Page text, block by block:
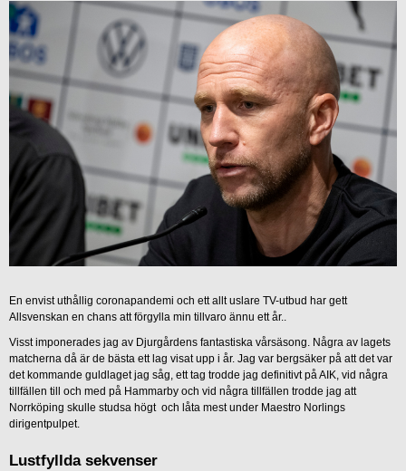
En envist uthållig coronapandemi och ett allt uslare TV-utbud har gett
Allsvenskan en chans att förgylla min tillvaro ännu ett år..
Visst imponerades jag av Djurgårdens fantastiska vårsäsong. Några av lagets
matcherna då är de bästa ett lag visat upp i år. Jag var bergsäker på att det var
det kommande guldlaget jag såg, ett tag trodde jag definitivt på AIK, vid några
tillfällen till och med på Hammarby och vid några tillfällen trodde jag att
Norrköping skulle studsa högt och låta mest under Maestro Norlings
dirigentpulpet.
Lustfyllda sekvenser